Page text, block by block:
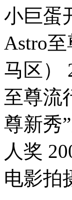
小巨蛋
Astro
马区）
至尊流
尊新秀
人奖
电影拍